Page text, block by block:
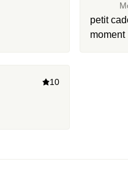
petit
moment
10